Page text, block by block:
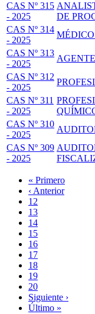
CAS Nº 315
- 2025
DE
CAS Nº 314
- 2025
CAS Nº 313
- 2025
CAS Nº 312
- 2025
CAS Nº 311
- 2025
CAS Nº 310
- 2025
CAS Nº 309
- 2025
Paginación
Primera
página
« Primero
Página
anterior
‹ Anterior
Page
12
Page
13
Page
14
Page
15
Página
actual
16
Page
17
Page
18
Page
19
Page
20
Siguiente
página
Siguiente ›
Última
Último »